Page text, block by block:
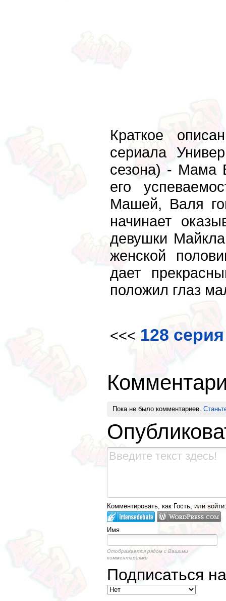
Краткое
сериала
сезона) - Мама
его
Машей, Валя
начинает
девушки
женской
дает
положил глаз
<<< 128 серия
Пока не было комментариев.
Комментировать, как Гость, или войти:
Имя
Отображается рядом с Вашими
комментариями
Подписаться на